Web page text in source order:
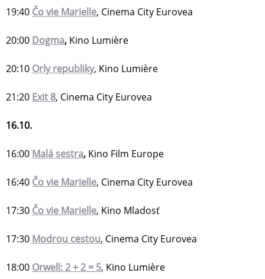
19:40 Čo vie Marielle, Cinema City Eurovea
20:00 Dogma, Kino Lumière
20:10 Orly republiky, Kino Lumière
21:20 Exit 8, Cinema City Eurovea
16.10.
16:00 Malá sestra, Kino Film Europe
16:40 Čo vie Marielle, Cinema City Eurovea
17:30 Čo vie Marielle, Kino Mladosť
17:30 Modrou cestou, Cinema City Eurovea
18:00 Orwell: 2 + 2 = 5, Kino Lumière